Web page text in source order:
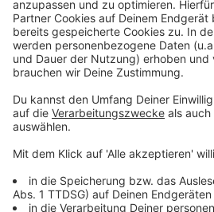
einzubetten. Dieser
Daten zu Ihren
sammeln. Bitte
Details durch und
Nutzung des Service
Video
Akzeptieren
powered by
Die neue Single von Alle Farben
Anzeige